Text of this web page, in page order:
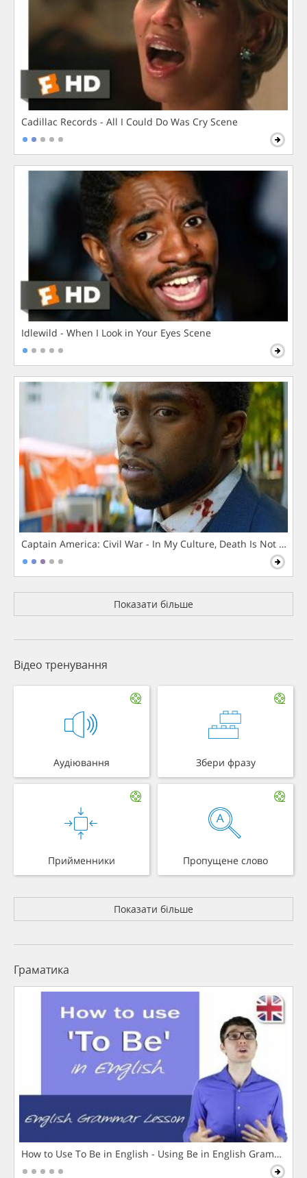
Cadillac Records - All I Could Do Was Cry Scene
Idlewild - When I Look in Your Eyes Scene
Captain America: Civil War - In My Culture, Death Is Not The
Показати більше
Відео тренування
Аудіювання Збери фразу
Прийменники Пропущене слово
Показати більше
Граматика
How to Use To Be in English - Using Be in English Grammar